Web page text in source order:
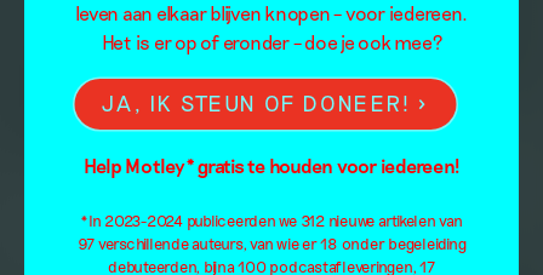
leven aan elkaar blijven knopen – voor iedereen.
Het is er op of eronder – doe je ook mee?
JA, IK STEUN OF DONEER!
Help Motley* gratis te houden voor iedereen!
*In 2023-2024 publiceerden we 312 nieuwe artikelen van
97 verschillende auteurs, van wie er 18 onder begeleiding
debuteerden, bijna 100 podcastafleveringen, 17